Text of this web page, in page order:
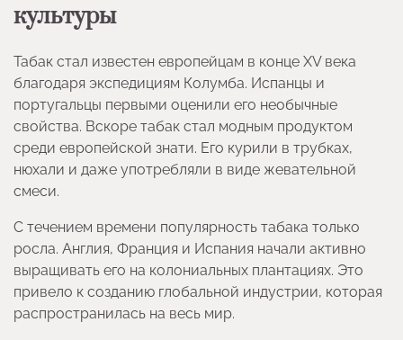
культуры
Табак стал известен европейцам в конце XV века
благодаря экспедициям Колумба. Испанцы и
португальцы первыми оценили его необычные
свойства. Вскоре табак стал модным продуктом
среди европейской знати. Его курили в трубках,
нюхали и даже употребляли в виде жевательной
смеси.
С течением времени популярность табака только
росла. Англия, Франция и Испания начали активно
выращивать его на колониальных плантациях. Это
привело к созданию глобальной индустрии, которая
распространилась на весь мир.